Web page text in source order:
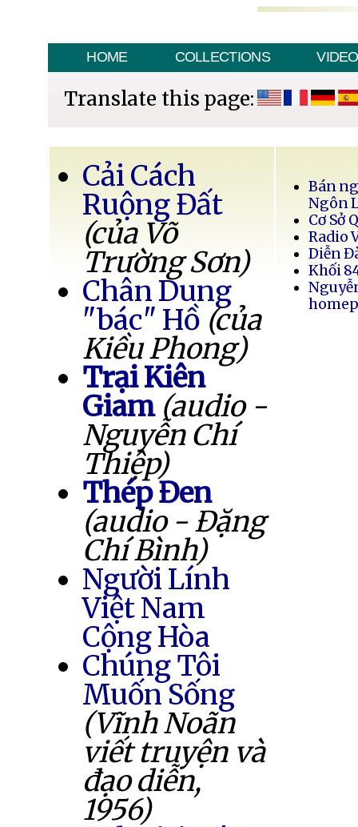
HOME COLLECTIONS VIDEO
Translate this page:
Cải Cách
Ruộng Đất
(của Võ
Trường Sơn)
Chân Dung
"bác" Hồ (của
Kiều Phong)
Trại Kiên
Giam (audio -
Nguyễn Chí
Thiệp)
Thép Đen
(audio - Đặng
Chí Bình)
Người Lính
Việt Nam
Cộng Hòa
Chúng Tôi
Muốn Sống
(Vĩnh Noãn
viết truyện và
đạo diễn,
1956)
Bán
Ngôn
Cơ Sở
Radio
Diễn
Khối